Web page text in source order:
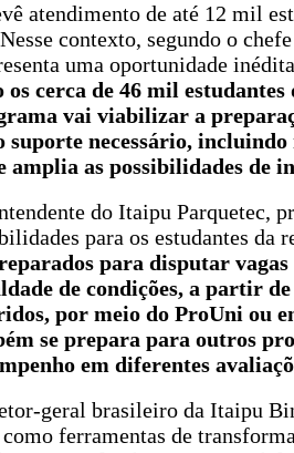
atendimento de até 12 mil
contexto, segundo o
uma oportunidade
cerca de 46 mil
vai viabilizar a
suporte necessário,
amplia as possibilidades de
do Itaipu Parquetec,
para os estudantes da
para disputar
de condições, a partir
por meio do ProUni ou
se prepara para outros
em diferentes
geral brasileiro da Itaipu
ferramentas de